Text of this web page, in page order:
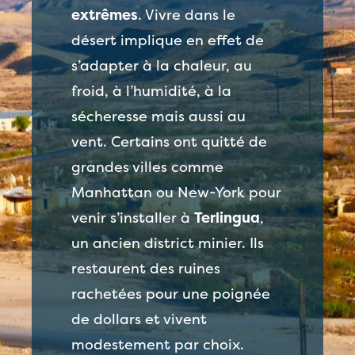
extrêmes. Vivre dans le
désert implique en effet de
s’adapter à la chaleur, au
froid, à l’humidité, à la
sécheresse mais aussi au
vent. Certains ont quitté de
grandes villes comme
Manhattan ou New-York pour
venir s’installer àTerlingua,
un ancien district minier. Ils
restaurent des ruines
rachetées pour une poignée
de dollars et vivent
modestement par choix.